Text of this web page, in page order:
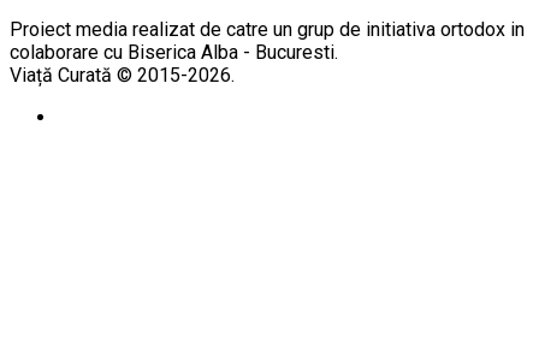
Proiect media realizat de catre un grup de initiativa ortodox in
colaborare cu Biserica Alba - Bucuresti.
Viață Curată © 2015-2026.